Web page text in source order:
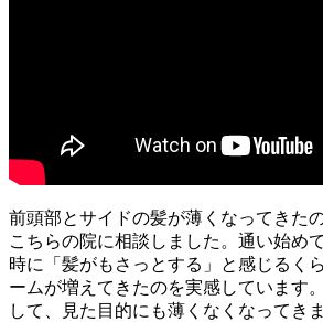
前頭部とサイドの髪が薄くなってきた
こちらの院に相談しました。通い始め
時に「髪がもさっとする」と感じるく
ームが増えてきたのを実感しています
して、見た目的にも薄くなくなってき